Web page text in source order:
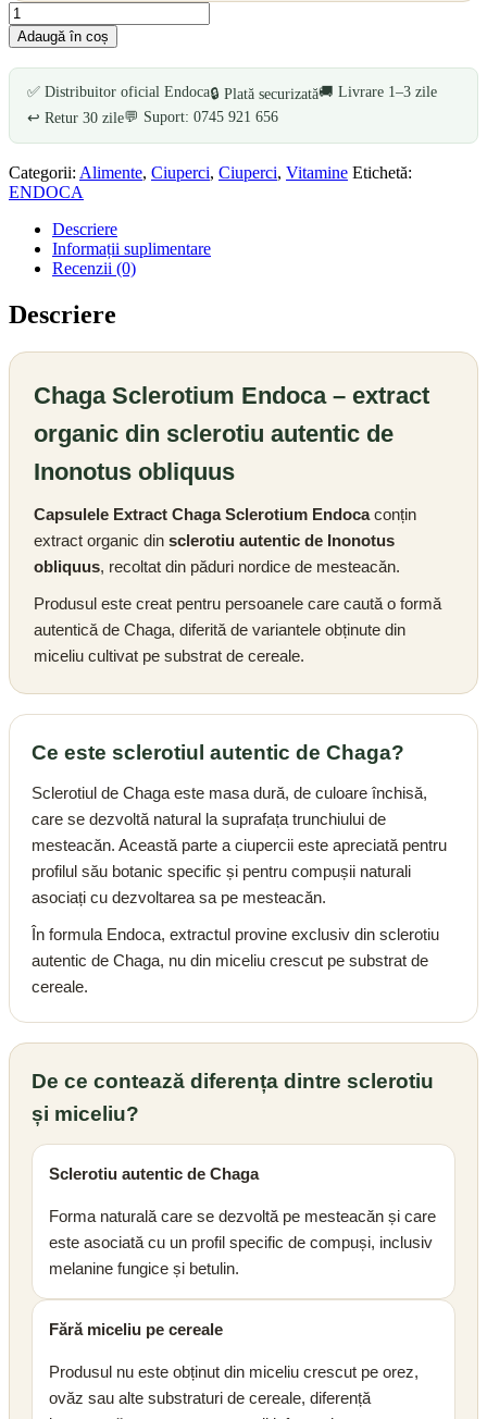
Cantitate
Chaga
Sclerotium
Endoca-
capsule
organice
Adaugă în coș
✅ Distribuitor oficial Endoca🔒 Plată securizată🚚 Livrare 1–3 zile
↩️ Retur 30 zile💬 Suport: 0745 921 656
Categorii: Alimente, Ciuperci, Ciuperci, Vitamine Etichetă:
ENDOCA
Descriere
Informații suplimentare
Recenzii (0)
Descriere
Chaga Sclerotium Endoca – extract
organic din sclerotiu autentic de
Inonotus obliquus
Capsulele Extract Chaga Sclerotium Endocaconțin
extract organic din sclerotiu autentic de Inonotus
obliquus, recoltat din păduri nordice de mesteacăn.
Produsul este creat pentru persoanele care caută o formă
autentică de Chaga, diferită de variantele obținute din
miceliu cultivat pe substrat de cereale.
Ce este sclerotiul autentic de Chaga?
Sclerotiul de Chaga este masa dură, de culoare închisă,
care se dezvoltă natural la suprafața trunchiului de
mesteacăn. Această parte a ciupercii este apreciată pentru
profilul său botanic specific și pentru compușii naturali
asociați cu dezvoltarea sa pe mesteacăn.
În formula Endoca, extractul provine exclusiv din sclerotiu
autentic de Chaga, nu din miceliu crescut pe substrat de
cereale.
De ce contează diferența dintre sclerotiu
și miceliu?
Sclerotiu autentic de Chaga
Forma naturală care se dezvoltă pe mesteacăn și care
este asociată cu un profil specific de compuși, inclusiv
melanine fungice și betulin.
Fără miceliu pe cereale
Produsul nu este obținut din miceliu crescut pe orez,
ovăz sau alte substraturi de cereale, diferență